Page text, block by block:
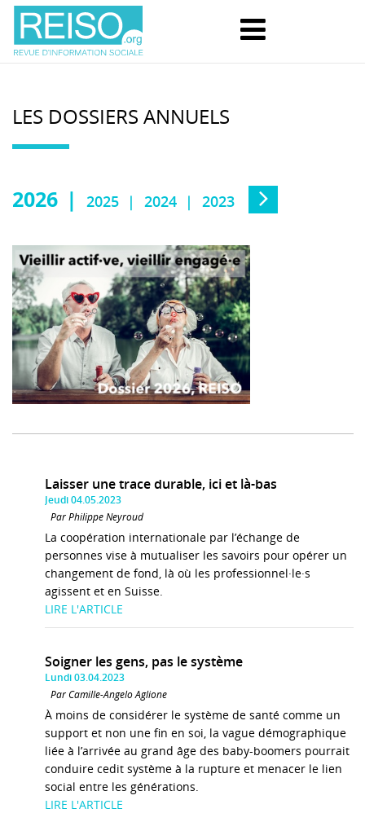
LES DOSSIERS ANNUELS
2026 2025 2024 2023
Laisser une trace durable, ici et là-bas
Jeudi 04.05.2023
Par Philippe Neyroud
La coopération internationale par l’échange de
personnes vise à mutualiser les savoirs pour opérer un
changement de fond, là où les professionnel·le·s
agissent et en Suisse.
LIRE L'ARTICLE
Soigner les gens, pas le système
Lundi 03.04.2023
Par Camille-Angelo Aglione
À moins de considérer le système de santé comme un
support et non une fin en soi, la vague démographique
liée à l’arrivée au grand âge des baby-boomers pourrait
conduire cedit système à la rupture et menacer le lien
social entre les générations.
LIRE L'ARTICLE